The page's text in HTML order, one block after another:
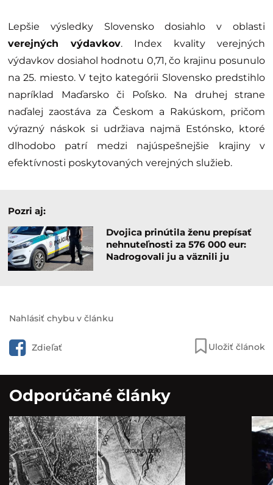
Lepšie výsledky Slovensko dosiahlo v oblasti
verejných výdavkov. Index kvality verejných
výdavkov dosiahol hodnotu 0,71, čo krajinu posunulo
na 25. miesto. V tejto kategórii Slovensko predstihlo
napríklad Maďarsko či Poľsko. Na druhej strane
naďalej zaostáva za Českom a Rakúskom, pričom
výrazný náskok si udržiava najmä Estónsko, ktoré
dlhodobo patrí medzi najúspešnejšie krajiny v
efektívnosti poskytovaných verejných služieb.
Pozri aj:
Dvojica prinútila ženu prepísať
nehnuteľnosti za 576 000 eur:
Nadrogovali ju a väznili ju
Nahlásiť chybu v článku
Zdieľať Uložiť článok
Odporúčané články